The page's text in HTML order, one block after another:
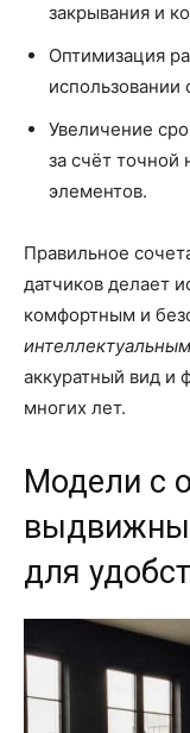
закрывания и
Оптимизация
использовании
Увеличение
за счёт точной
элементов.
Правильное
датчиков делает
комфортным и
аккуратный вид и
многих лет.
Модели с
для